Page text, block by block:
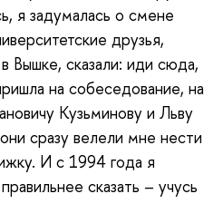
я задумалась о смене
друзья,
Вышке, сказали: иди сюда,
на собеседование, на
Кузьминову и Льву
сразу велели мне нести
И с 1994 года я
сказать – учусь